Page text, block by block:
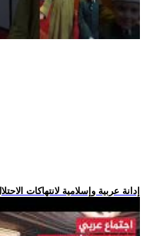
.. إدانة عربية وإسلامية لانتهاكات